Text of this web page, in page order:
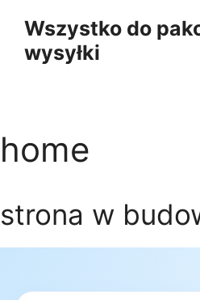
treści
Wszystko do
wysyłki
home
strona w